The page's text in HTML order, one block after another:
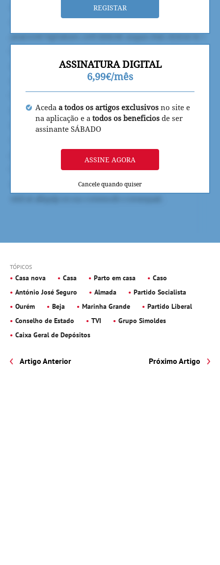
REGISTAR
ASSINATURA DIGITAL
6,99€/mês
Aceda a todos os artigos exclusivos no site e
na aplicação e a todos os beneficios de ser
assinante SÁBADO
ASSINE AGORA
Cancele quando quiser
TÓPICOS
Casa nova Casa Parto em casa
Caso
António José Seguro
Almada
Partido Socialista
Ourém
Beja Marinha Grande
Partido Liberal
Conselho de Estado
TVI
Grupo Simoldes
Caixa Geral de Depósitos
Artigo Anterior Próximo Artigo